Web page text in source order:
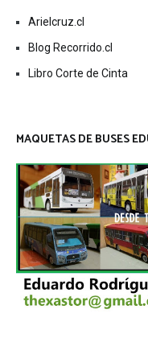
Arielcruz.cl
Blog Recorrido.cl
Libro Corte de Cinta
MAQUETAS DE BUSES